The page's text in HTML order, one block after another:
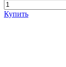
Купить